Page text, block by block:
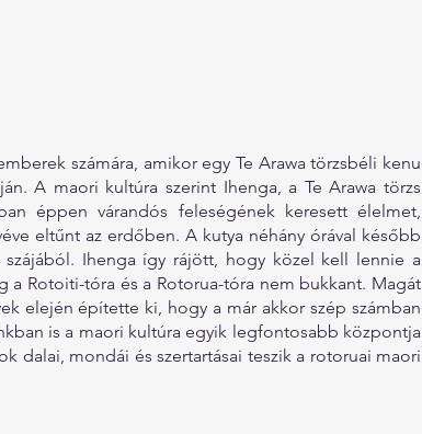
számára, amikor egy Te Arawa törzsbéli kenu
A maori kultúra szerint Ihenga, a Te Arawa törzs
éppen várandós feleségének keresett élelmet,
eltűnt az erdőben. A kutya néhány órával később
Ihenga így rájött, hogy közel kell lennie a
Rotoiti-tóra és a Rotorua-tóra nem bukkant. Magát
elején építette ki, hogy a már akkor szép számban
is a maori kultúra egyik legfontosabb központja
dalai, mondái és szertartásai teszik a rotoruai maori